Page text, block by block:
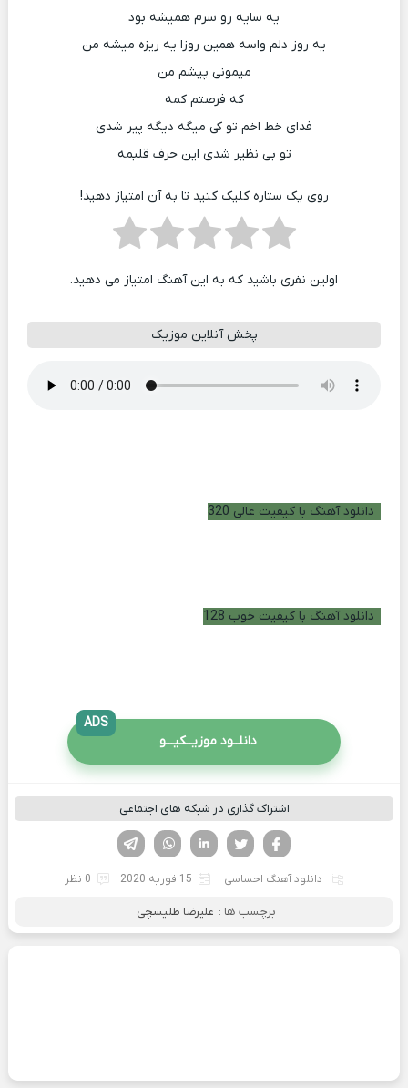
یه سایه رو سرم همیشه بود
یه روز دلم واسه همین روزا یه ریزه میشه من
میمونی پیشم من
که فرصتم کمه
فدای خط اخم تو کی میگه دیگه پیر شدی
تو بی نظیر شدی این حرف قلبمه
روی یک ستاره کلیک کنید تا به آن امتیاز دهید!
اولین نفری باشید که به این آهنگ امتیاز می دهید.
پخش آنلاین موزیک
دانلود آهنگ با کیفیت عالی 320
دانلود آهنگ با کیفیت خوب 128
دانلــود موزیــکیـــو
ADS
اشتراک گذاری در شبکه های اجتماعی
لینکدین تویتر
فیسوک
دانلود آهنگ احساسی 15 فوریه 2020 0 نظر
برچسب ها : علیرضا طلیسچی